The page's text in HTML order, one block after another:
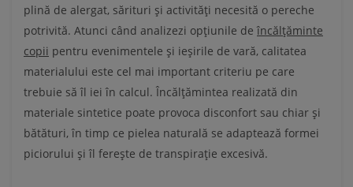
plină de alergat, sărituri și activități necesită o pereche
potrivită. Atunci când analizezi opțiunile de încălțăminte
copii pentru evenimentele și ieșirile de vară, calitatea
materialului este cel mai important criteriu pe care
trebuie să îl iei în calcul. Încălțămintea realizată din
materiale sintetice poate provoca disconfort sau chiar și
bătături, în timp ce pielea naturală se adaptează formei
piciorului și îl ferește de transpirație excesivă.